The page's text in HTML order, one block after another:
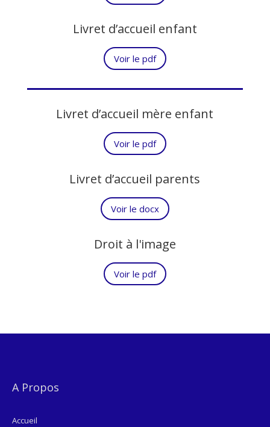
Livret d’accueil enfant
Voir le pdf
Livret d’accueil mère enfant
Voir le pdf
Livret d’accueil parents
Voir le docx
Droit à l'image
Voir le pdf
A Propos
Accueil